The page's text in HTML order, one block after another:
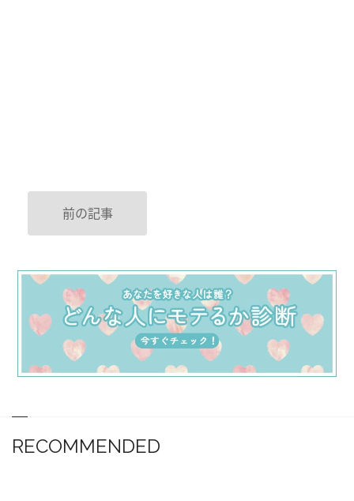
前の記事
RECOMMENDED